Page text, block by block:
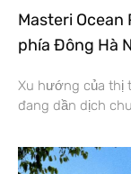
Masteri Ocean
phía Đông Hà
Xu hướng của thị
đang dần dịch